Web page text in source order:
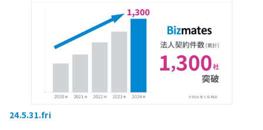
24.5.31.fri